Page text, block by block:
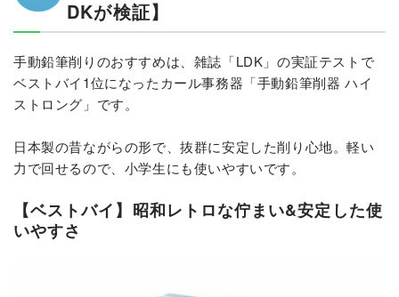
【25位】カール事務器「エンゼル5 プレミアム3」
【26位】ナカバヤシ「PACATTO（パカット）鉛筆削り」
【28位】プラス「鉛筆削り ウィッティパーティ 手動式」
【29位】カール事務器「手動鉛筆削器 カラリス」
【まとめ】小学生モニターで「好き」「嫌い」に差あり！
DKが検証】
手動鉛筆削りのおすすめは、雑誌「LDK」の実証テストで
ベストバイ1位になったカール事務器「手動鉛筆削器 ハイ
ストロング」です。
日本製の昔ながらの形で、抜群に安定した削り心地。軽い
力で回せるので、小学生にも使いやすいです。
【ベストバイ】昭和レトロな佇まい&安定した使
いやすさ